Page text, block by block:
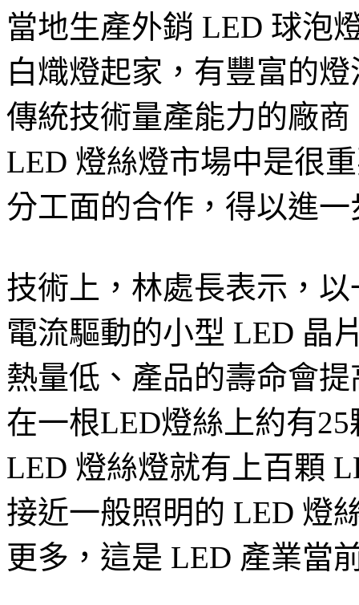
當地生產外銷 LED 球泡
白熾燈起家，有豐富的
傳統技術量產能力的廠
LED 燈絲燈市場中是很
分工面的合作，得以進
技術上，林處長表示，
電流驅動的小型 LED 晶
熱量低、產品的壽命會
在一根LED燈絲上約有
LED 燈絲燈就有上百顆
接近一般照明的 LED 燈
更多，這是 LED 產業當